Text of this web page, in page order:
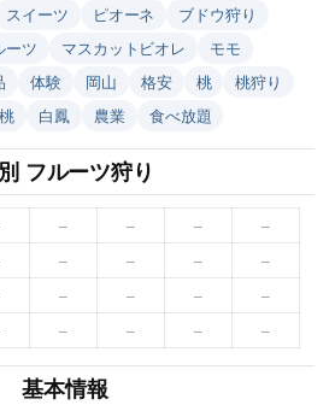
スイーツ ピオーネ
ブドウ狩り
ーツ マスカットビオレ
モモ
体験 岡山 格安 桃
桃狩り
白鳳 農業 食べ放題
フルーツ狩り
– – –
–
– – – –
– – –
–
– – – –
基本情報